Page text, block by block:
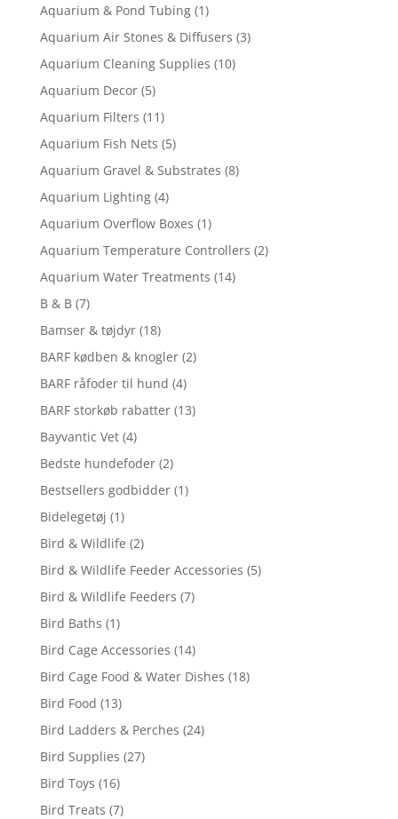
Aquarium & Pond Tubing (1)
Aquarium Air Stones & Diffusers (3)
Aquarium Cleaning Supplies (10)
Aquarium Decor (5)
Aquarium Filters (11)
Aquarium Fish Nets (5)
Aquarium Gravel & Substrates (8)
Aquarium Lighting (4)
Aquarium Overflow Boxes (1)
Aquarium Temperature Controllers (2)
Aquarium Water Treatments (14)
B & B (7)
Bamser & tøjdyr (18)
BARF kødben & knogler (2)
BARF råfoder til hund (4)
BARF storkøb rabatter (13)
Bayvantic Vet (4)
Bedste hundefoder (2)
Bestsellers godbidder (1)
Bidelegetøj (1)
Bird & Wildlife (2)
Bird & Wildlife Feeder Accessories (5)
Bird & Wildlife Feeders (7)
Bird Baths (1)
Bird Cage Accessories (14)
Bird Cage Food & Water Dishes (18)
Bird Food (13)
Bird Ladders & Perches (24)
Bird Supplies (27)
Bird Toys (16)
Bird Treats (7)